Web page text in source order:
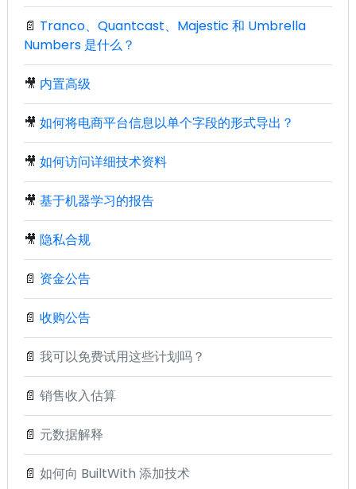
📄 Tranco、Quantcast、Majestic 和 Umbrella
Numbers 是什么？
🎥 内置高级
🎥 如何将电商平台信息以单个字段的形式导出？
🎥 如何访问详细技术资料
🎥 基于机器学习的报告
🎥 隐私合规
📄 资金公告
📄 收购公告
📄 我可以免费试用这些计划吗？
📄 销售收入估算
📄 元数据解释
📄 如何向 BuiltWith 添加技术